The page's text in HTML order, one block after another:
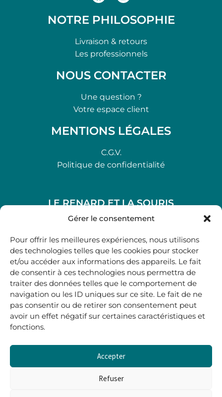
Gérer le consentement
Pour offrir les meilleures expériences, nous utilisons
des technologies telles que les cookies pour stocker
et/ou accéder aux informations des appareils. Le fait
de consentir à ces technologies nous permettra de
traiter des données telles que le comportement de
navigation ou les ID uniques sur ce site. Le fait de ne
pas consentir ou de retirer son consentement peut
avoir un effet négatif sur certaines caractéristiques et
fonctions.
Accepter
Refuser
NOTRE PHILOSOPHIE
Livraison & retours
Les professionnels
NOUS CONTACTER
Une question ?
Votre espace client
MENTIONS LÉGALES
C.G.V.
Politique de confidentialité
LE RENARD ET LA SOURIS
48, rue Maubec 33210 LANGON
05 40 41 37 18
.
MARDI AU SAMEDI
10H00-12H45 | 14H00 -19H00
boutique@lerenardetlasouris.com